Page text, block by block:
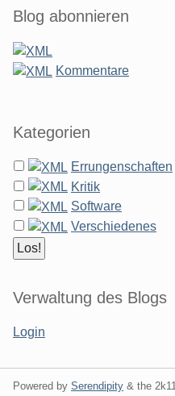
Blog abonnieren
Kommentare
Kategorien
Errungenschaften
Kritik
Software
Verschiedenes
Verwaltung des Blogs
Login
Powered by Serendipity & the 2k11